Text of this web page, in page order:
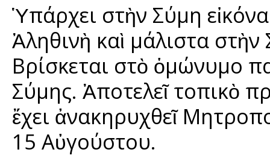
Ὑπάρχει στὴν Σύμη
Ἀληθινὴ καὶ μάλιστα
Βρίσκεται στὸ ὁμώνυμο
Σύμης. Ἀποτελεῖ τοπικὸ
ἔχει ἀνακηρυχθεῖ
15 Αὐγούστου.